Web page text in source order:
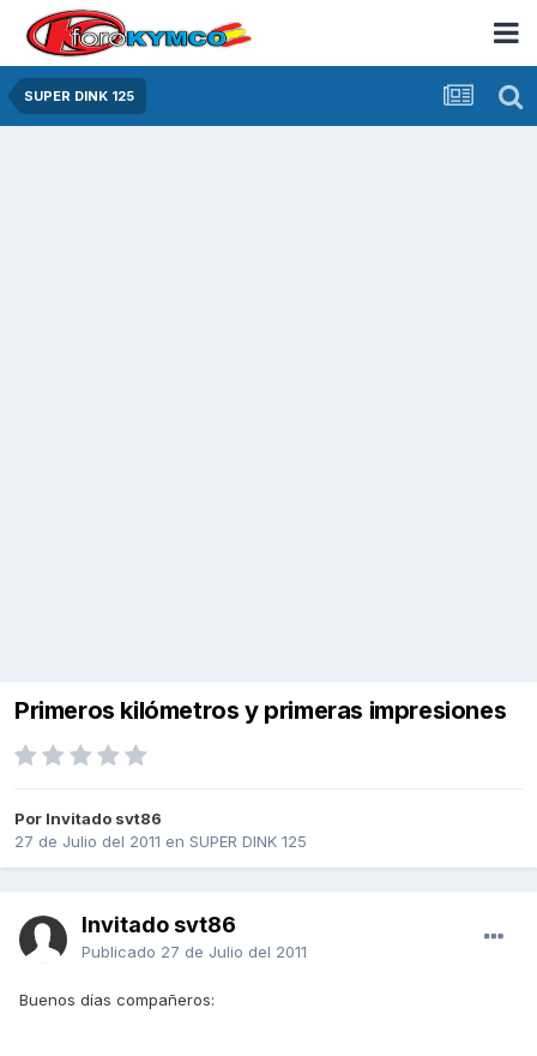
SUPER DINK 125
Primeros kilómetros y primeras impresiones
Por Invitado svt86
27 de Julio del 2011 en SUPER DINK 125
Invitado svt86
Publicado 27 de Julio del 2011
Buenos días compañeros: